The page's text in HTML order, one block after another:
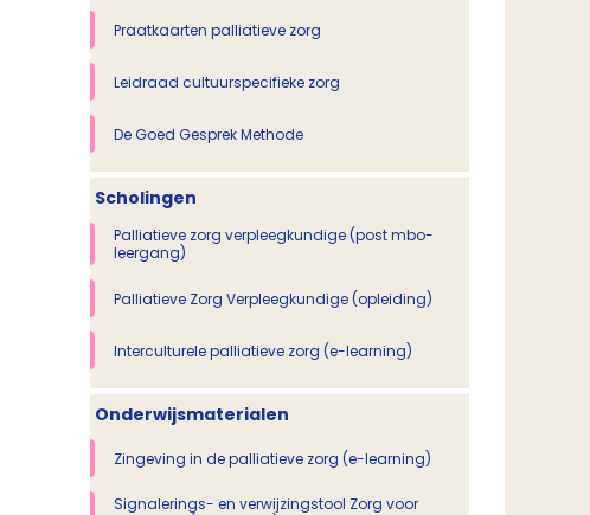
Praatkaarten palliatieve zorg
Leidraad cultuurspecifieke zorg
De Goed Gesprek Methode
Scholingen
Palliatieve zorg verpleegkundige (post mbo-
leergang)
Palliatieve Zorg Verpleegkundige (opleiding)
Interculturele palliatieve zorg (e-learning)
Onderwijsmaterialen
Zingeving in de palliatieve zorg (e-learning)
Signalerings- en verwijzingstool Zorg voor